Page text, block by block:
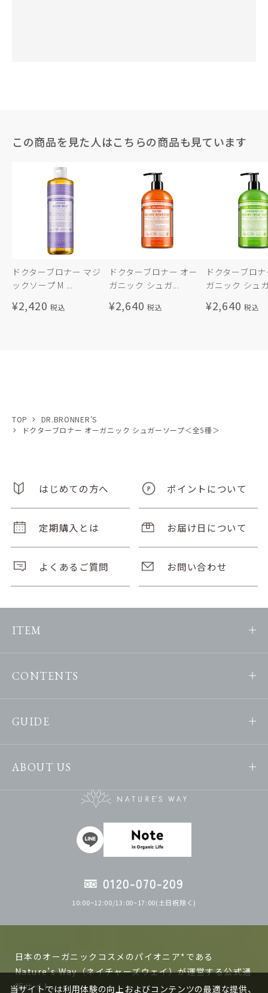
TOP
DR.BRONNER’S
ドクターブロナー オーガニック シュガーソープ＜全5種＞
この商品を見た人はこちらの商品も見ています
ドクターブロナー マジ
ックソープ M ...
¥2,420
ドクターブロナー オー
ガニック シュガ...
¥2,640
ドクターブロ
ガニック シュ
¥2,640
はじめての方へ ポイントについて
定期購入とは お届け日について
よくあるご質問 お問い合わせ
ITEM
CONTENTS
GUIDE
ABOUT US
0120-070-209
10:00~12:00/13:00~17:00(土日祝除く)
日本のオーガニックコスメのパイオニア*である
Nature’s Way（ネイチャーズウェイ）が運営する公式通
販サイト。
当サイトでは利用体験の向上およびコンテンツの最適な提供、